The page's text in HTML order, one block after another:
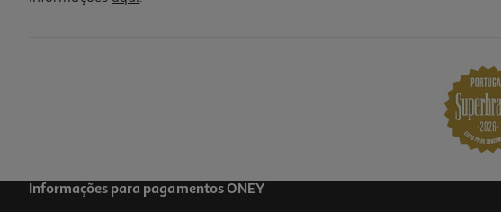
Informações para pagamentos ONEY